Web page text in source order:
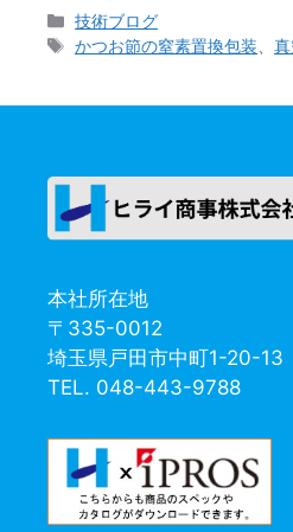
カ
テ
技術ブログ
タ
かつお節の窒素置換包装 、
本社所在地
〒335-0012
埼玉県戸田市中町1-20-13
TEL. 048-443-9788